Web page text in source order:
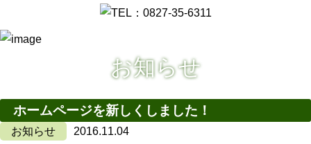
お知らせ
ホームページを新しくしました！
お知らせ
2016.11.04